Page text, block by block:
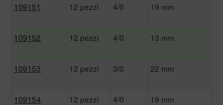
109151 12 pezzi 4/0 19 mm
109152 12 pezzi 4/0 13 mm
109153 12 pezzi 3/0 22 mm
109154 12 pezzi 4/0 19 mm